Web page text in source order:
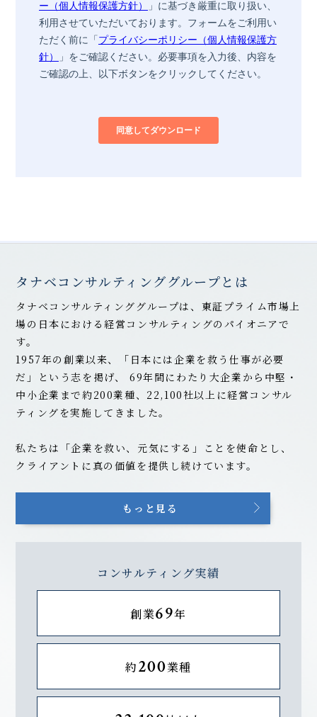
タナベコンサルティンググループとは
タナベコンサルティンググループは、東証プライム市場上
場の日本における経営コンサルティングのパイオニアで
す。
1957年の創業以来、「日本には企業を救う仕事が必要
だ」という志を掲げ、
69年間にわたり大企業から中堅・
中小企業まで約200業種、22,100社以上に経営コンサル
ティングを実施してきました。
私たちは「企業を救い、元気にする」ことを使命とし、
クライアントに真の価値を提供し続けています。
もっと見る
コンサルティング実績
創業69年
約200業種